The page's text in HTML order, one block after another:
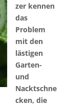
zer kennen
das
Problem
mit den
lästigen
Garten-
und
Nacktschne
cken, die